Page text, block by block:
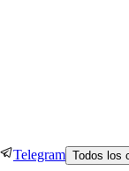
Telegram Todos los